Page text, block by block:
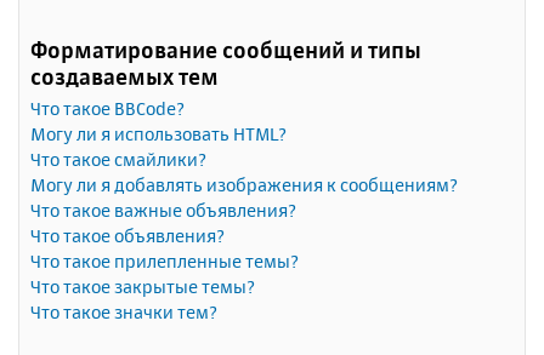
Форматирование сообщений и типы
создаваемых тем
Что такое BBCode?
Могу ли я использовать HTML?
Что такое смайлики?
Могу ли я добавлять изображения к сообщениям?
Что такое важные объявления?
Что такое объявления?
Что такое прилепленные темы?
Что такое закрытые темы?
Что такое значки тем?